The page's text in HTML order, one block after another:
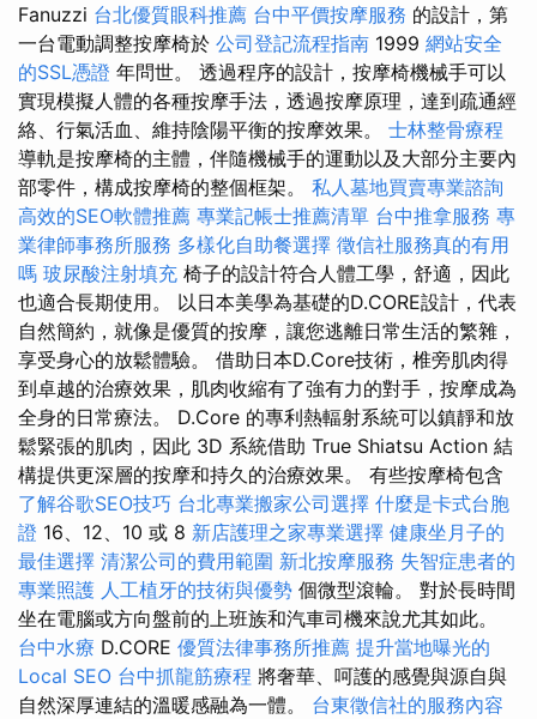
Fanuzzi 台北優質眼科推薦 台中平價按摩服務 的設計，第
一台電動調整按摩椅於 公司登記流程指南 1999 網站安全
的SSL憑證 年問世。 透過程序的設計，按摩椅機械手可以
實現模擬人體的各種按摩手法，透過按摩原理，達到疏通經
絡、行氣活血、維持陰陽平衡的按摩效果。 士林整骨療程
導軌是按摩椅的主體，伴隨機械手的運動以及大部分主要內
部零件，構成按摩椅的整個框架。 私人墓地買賣專業諮詢
高效的SEO軟體推薦 專業記帳士推薦清單 台中推拿服務 專
業律師事務所服務 多樣化自助餐選擇 徵信社服務真的有用
嗎 玻尿酸注射填充 椅子的設計符合人體工學，舒適，因此
也適合長期使用。 以日本美學為基礎的D.CORE設計，代表
自然簡約，就像是優質的按摩，讓您逃離日常生活的繁雜，
享受身心的放鬆體驗。 借助日本D.Core技術，椎旁肌肉得
到卓越的治療效果，肌肉收縮有了強有力的對手，按摩成為
全身的日常療法。 D.Core 的專利熱輻射系統可以鎮靜和放
鬆緊張的肌肉，因此 3D 系統借助 True Shiatsu Action 結
構提供更深層的按摩和持久的治療效果。 有些按摩椅包含
了解谷歌SEO技巧 台北專業搬家公司選擇 什麼是卡式台胞
證 16、12、10 或 8 新店護理之家專業選擇 健康坐月子的
最佳選擇 清潔公司的費用範圍 新北按摩服務 失智症患者的
專業照護 人工植牙的技術與優勢 個微型滾輪。 對於長時間
坐在電腦或方向盤前的上班族和汽車司機來說尤其如此。
台中水療 D.CORE 優質法律事務所推薦 提升當地曝光的
Local SEO 台中抓龍筋療程 將奢華、呵護的感覺與源自與
自然深厚連結的溫暖感融為一體。 台東徵信社的服務內容